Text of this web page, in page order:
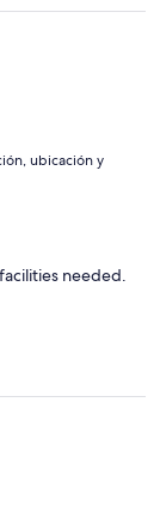
ubicación y
needed.